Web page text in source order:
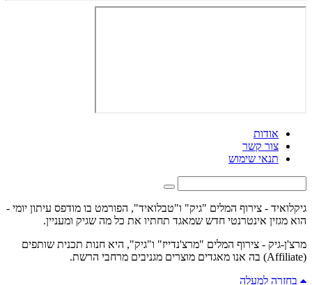
אודות
צור קשר
תנאי שימוש
גיקלואיד - צירוף המלים "גיק" ו"טבלואיד", הפורמט בו מודפס עיתון יומי -
הוא מגזין אינטרנטי חדש שמאגד תחתיו את כל מה שגיק ומעניין.
מרצ'ן-גיק - צירוף המלים "מרצ'נדייז" ו"גיק", היא חנות תכנית שותפים
(Affiliate) בה אנו מאגדים מוצרים מגניבים מרחבי הרשת.
בחזרה למעלה